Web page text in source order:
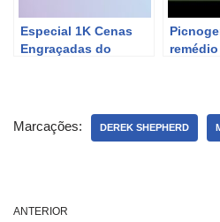
Especial 1K Cenas
Engraçadas do
Marcações: DEREK SHEPHERD
ANTERIOR